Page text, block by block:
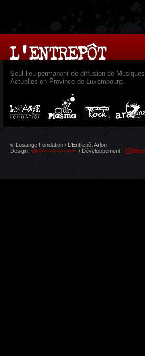
Seul lieu permanent de diffusion de Musiques
Actuelles en Province de Luxembourg.
© Losange Fondation / L'Entrepôt Arlon
Design :
/ Développement :